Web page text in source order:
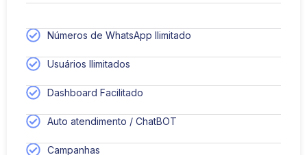
Números de WhatsApp Ilimitado
Usuários Ilimitados
Dashboard Facilitado
Auto atendimento / ChatBOT
Campanhas